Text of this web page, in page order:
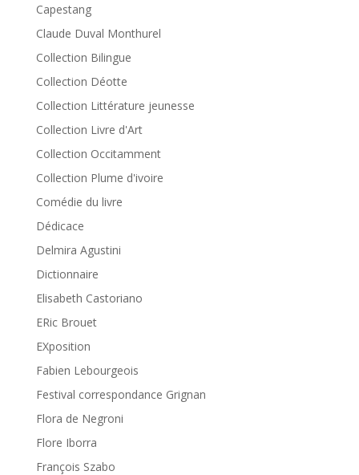
Capestang
Claude Duval Monthurel
Collection Bilingue
Collection Déotte
Collection Littérature jeunesse
Collection Livre d'Art
Collection Occitamment
Collection Plume d'ivoire
Comédie du livre
Dédicace
Delmira Agustini
Dictionnaire
Elisabeth Castoriano
ERic Brouet
EXposition
Fabien Lebourgeois
Festival correspondance Grignan
Flora de Negroni
Flore Iborra
François Szabo